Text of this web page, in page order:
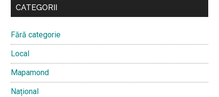
CATEGORII
Fără categorie
Local
Mapamond
Național